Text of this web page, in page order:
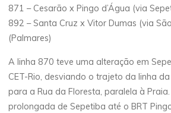
871 – Cesarão x Pingo d’Água (via
892 – Santa Cruz x Vitor Dumas (via
(Palmares)
A linha 870 teve uma alteração em
CET-Rio, desviando o trajeto da linha
para a Rua da Floresta, paralela à
prolongada de Sepetiba até o BRT